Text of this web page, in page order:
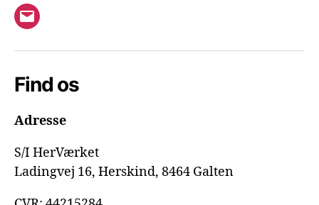
E-
Find os
Adresse
S/I HerVærket
Ladingvej 16, Herskind, 8464 Galten